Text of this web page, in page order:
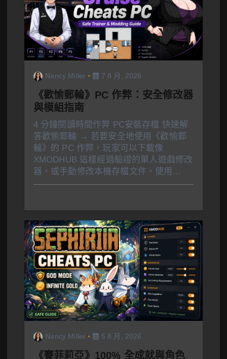
Nancy Miller 7 8 月, 2026
《歡愉郵輪》PC 作弊：安全修改器
與模組指南
4 分鐘閱讀時間作弊 PC安裝存檔 快速解
答歡愉郵輪 → 若要安全地使用《歡愉郵
輪》的 PC 作弊，玩家可以下載像
XMODHUB 這樣經過驗證的單人遊戲修改
器，或手動修改本機存檔文件。使用…
Nancy Miller 5 8 月, 2026
《賽菲莉亞》100% 全成就與角色